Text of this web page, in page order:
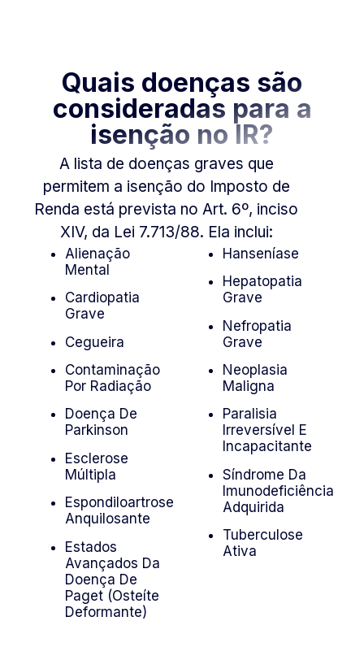
POR DOENÇA GRAVE,
UM DIREITO SEU.
Quais doenças são
consideradas para a
isenção no IR?
A lista de doenças graves que
permitem a isenção do Imposto de
Renda está prevista no Art. 6º, inciso
XIV, da Lei 7.713/88. Ela inclui:
Alienação
Mental
Cardiopatia
Grave
Cegueira
Contaminação
Por Radiação
Doença De
Parkinson
Esclerose
Múltipla
Espondiloartrose
Anquilosante
Estados
Avançados Da
Doença De
Paget (osteíte
Deformante)
Hanseníase
Hepatopatia
Grave
Nefropatia
Grave
Neoplasia
Maligna
Paralisia
Irreversível E
Incapacitante
Síndrome Da
Imunodeficiência
Adquirida
Tuberculose
Ativa